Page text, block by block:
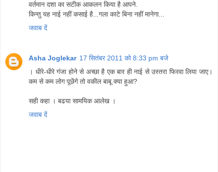
वर्तमान दशा का सटीक आकलन किया है आपने.
किन्तु यह नाई नहीं कसाई है...गला काटे बिना नहीं मानेगा...
जवाब दें
Asha Joglekar 17 सितंबर 2011 को 8:33 pm बजे
। धीरे-धीरे गंजा होने से अच्छा है एक बार ही नाई से उस्तरा फिरवा लिया जाए।
कम से कम लोग पूछेंगे तो वकील बाबू क्या हुआ?
सही कहा । बढया सामयिक आलेख ।
जवाब दें